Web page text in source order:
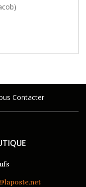
Contacter